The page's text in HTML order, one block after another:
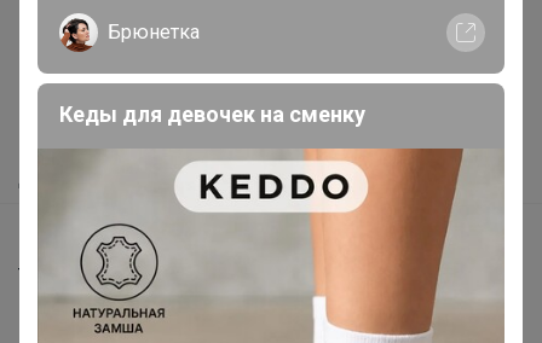
Как здесь все устроено?
Как сделать заказ?
Доставка
Шоурумы
Торговые марки
Наша команда
Брюнетка
Кеды для девочек на сменку